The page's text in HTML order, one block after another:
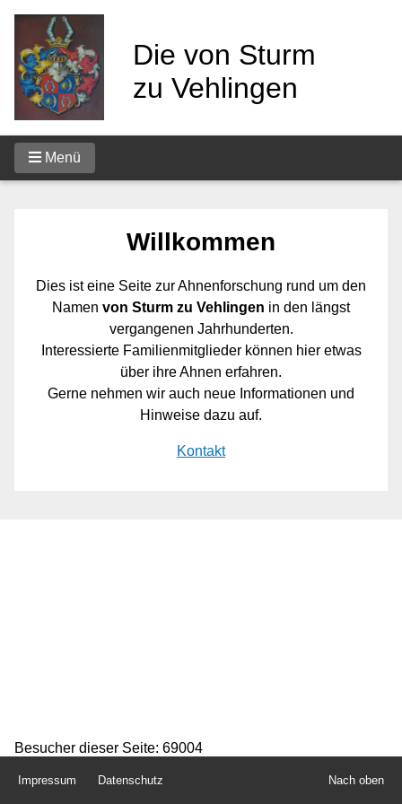
Die von Sturm
zu Vehlingen
Menü
Das Buch
Ahnentafel
Die Bereiche der Website
Willkommen
Dies ist eine Seite zur Ahnenforschung rund um den
Namen von Sturm zu Vehlingen in den längst
vergangenen Jahrhunderten.
Interessierte Familienmitglieder können hier etwas
über ihre Ahnen erfahren.
Gerne nehmen wir auch neue Informationen und
Hinweise dazu auf.
Kontakt
Besucher dieser Seite: 69004
Impressum Datenschutz Nach oben